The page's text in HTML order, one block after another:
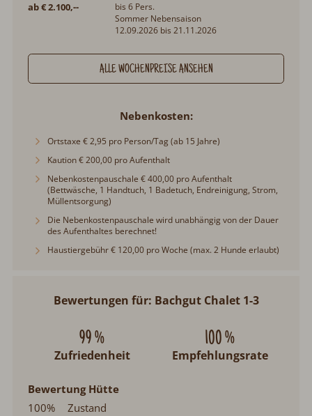
ab € 2.100,--
bis 6 Pers.
Sommer Nebensaison
12.09.2026 bis 21.11.2026
ALLE WOCHENPREISE ANSEHEN
Nebenkosten
Ortstaxe € 2,95 pro Person/Tag (ab 15 Jahre)
Kaution € 200,00 pro Aufenthalt
Nebenkostenpauschale € 400,00 pro Aufenthalt
(Bettwäsche, 1 Handtuch, 1 Badetuch, Endreinigung, Strom,
Müllentsorgung)
Die Nebenkostenpauschale wird unabhängig von der Dauer
des Aufenthaltes berechnet!
Haustiergebühr € 120,00 pro Woche (max. 2 Hunde erlaubt)
Bewertungen für: Bachgut Chalet 1-3
99 %
Zufriedenheit
100 %
Empfehlungsrate
Bewertung Hütte
100%
Zustand